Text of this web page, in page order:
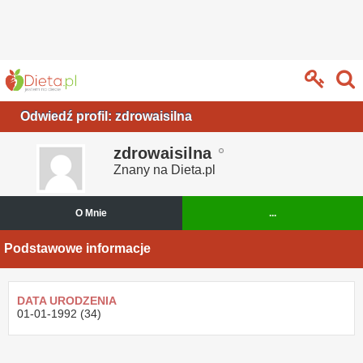
Odwiedź profil: zdrowaisilna
zdrowaisilna
Znany na Dieta.pl
O Mnie ...
Podstawowe informacje
DATA URODZENIA
01-01-1992 (34)